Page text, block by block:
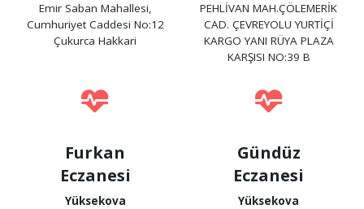
Emir Saban Mahallesi,
Cumhuriyet Caddesi No:12
Çukurca Hakkari
PEHLİVAN MAH.ÇÖLEMERİK
CAD. ÇEVREYOLU YURTİÇİ
KARGO YANI RÜYA PLAZA
KARŞISI NO:39 B
Furkan
Eczanesi
Yüksekova
Gündüz
Eczanesi
Yüksekova